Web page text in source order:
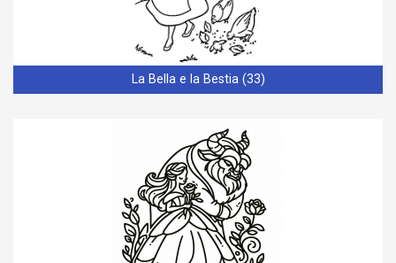
La Bella e la Bestia (33)